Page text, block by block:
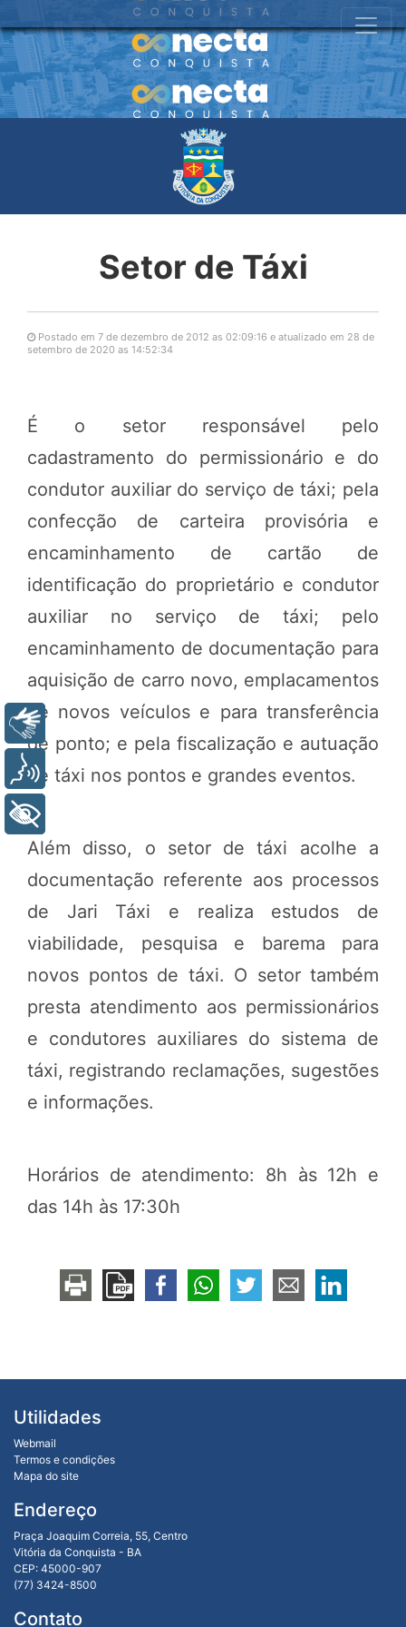
Setor de Táxi
Postado em 7 de dezembro de 2012 as 02:09:16 e atualizado em 28 de
setembro de 2020 as 14:52:34
É o setor responsável pelo
cadastramento do permissionário e do
condutor auxiliar do serviço de táxi; pela
confecção de carteira provisória e
encaminhamento de cartão de
identificação do proprietário e condutor
auxiliar no serviço de táxi; pelo
encaminhamento de documentação para
aquisição de carro novo, emplacamentos
de novos veículos e para transferência
de ponto; e pela fiscalização e autuação
de táxi nos pontos e grandes eventos.
Além disso, o setor de táxi acolhe a
documentação referente aos processos
de Jari Táxi e realiza estudos de
viabilidade, pesquisa e barema para
novos pontos de táxi. O setor também
presta atendimento aos permissionários
e condutores auxiliares do sistema de
táxi, registrando reclamações, sugestões
e informações.
Horários de atendimento: 8h às 12h e
das 14h às 17:30h
Utilidades
Webmail
Termos e condições
Mapa do site
Endereço
Praça Joaquim Correia, 55, Centro
Vitória da Conquista - BA
CEP: 45000-907
(77) 3424-8500
Contato
Libras
Voz